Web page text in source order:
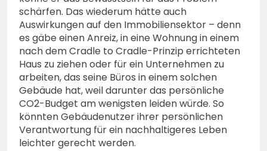
schärfen. Das wiederum hätte auch
Auswirkungen auf den Immobiliensektor – denn
es gäbe einen Anreiz, in eine Wohnung in einem
nach dem Cradle to Cradle-Prinzip errichteten
Haus zu ziehen oder für ein Unternehmen zu
arbeiten, das seine Büros in einem solchen
Gebäude hat, weil darunter das persönliche
CO2-Budget am wenigsten leiden würde. So
könnten Gebäudenutzer ihrer persönlichen
Verantwortung für ein nachhaltigeres Leben
leichter gerecht werden.